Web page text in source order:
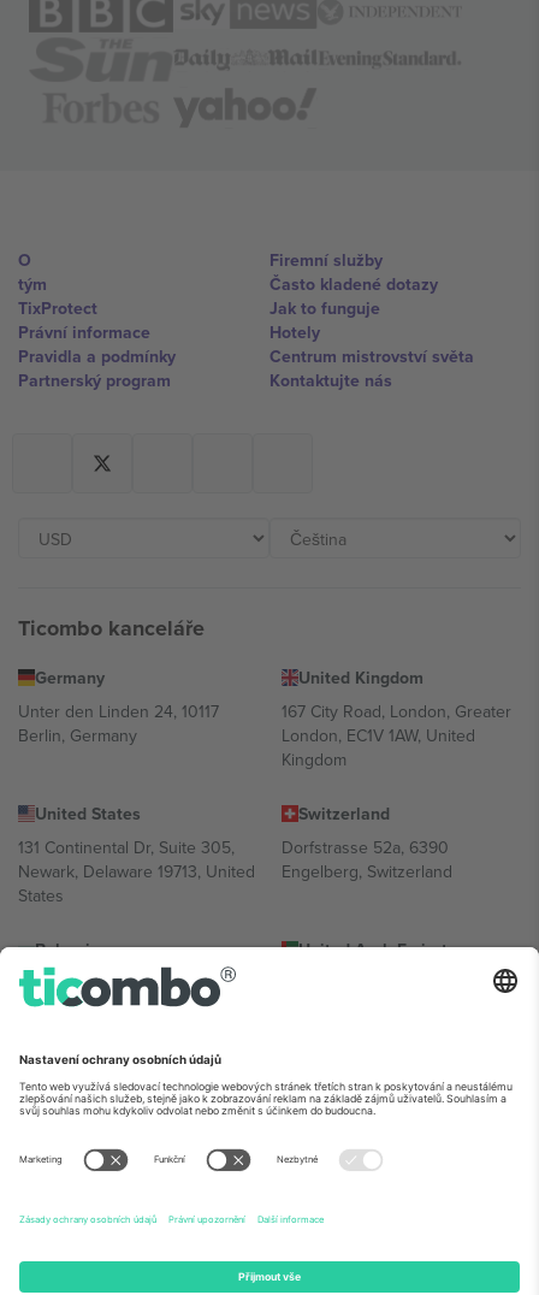
O
tým
TixProtect
Právní informace
Pravidla a podmínky
Partnerský program
Firemní služby
Často kladené dotazy
Jak to funguje
Hotely
Centrum mistrovství světa
Kontaktujte nás
Ticombo kanceláře
Germany
Unter den Linden 24, 10117
Berlin, Germany
United Kingdom
167 City Road, London, Greater
London, EC1V 1AW, United
Kingdom
United States
131 Continental Dr, Suite 305,
Newark, Delaware 19713, United
States
Switzerland
Dorfstrasse 52a, 6390
Engelberg, Switzerland
Bulgaria
Regus Sofia City West, bul
Totleben 53-55, 1606 Sofia,
United Arab Emirates
UAE Dubai Silicon Oasis, DDP
Mexico
Av Chapultepec 360, Roma
Norte, Cuauhtémoc, 06700
Ciudad de México, CDMX,
lokalitě, události a/nebo doméně. Podrobnosti najdete na konkrétní
stránce události,
Právní informaceaPodmínky.